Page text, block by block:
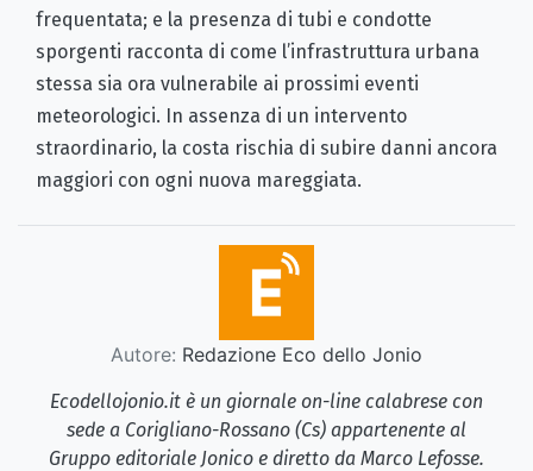
frequentata; e la presenza di tubi e condotte
sporgenti racconta di come l’infrastruttura urbana
stessa sia ora vulnerabile ai prossimi eventi
meteorologici. In assenza di un intervento
straordinario, la costa rischia di subire danni ancora
maggiori con ogni nuova mareggiata.
Autore: Redazione Eco dello Jonio
Ecodellojonio.it è un giornale on-line calabrese con
sede a Corigliano-Rossano (Cs) appartenente al
Gruppo editoriale Jonico e diretto da Marco Lefosse.